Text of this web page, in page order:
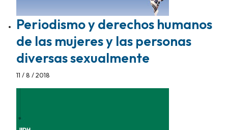
Periodismo y derechos humanos
de las mujeres y las personas
diversas sexualmente
11 / 8 / 2018